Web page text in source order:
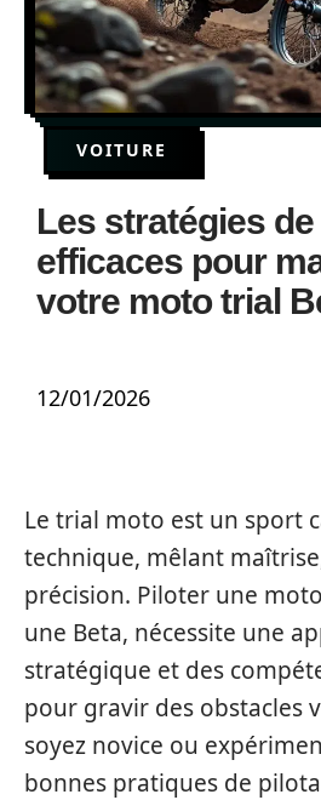
VOITURE
Les stratégies
efficaces pour
votre moto trial
12/01/2026
Le trial moto est un sport
technique, mêlant
précision. Piloter une
une Beta, nécessite une
stratégique et des
pour gravir des obstacles
soyez novice ou
bonnes pratiques de